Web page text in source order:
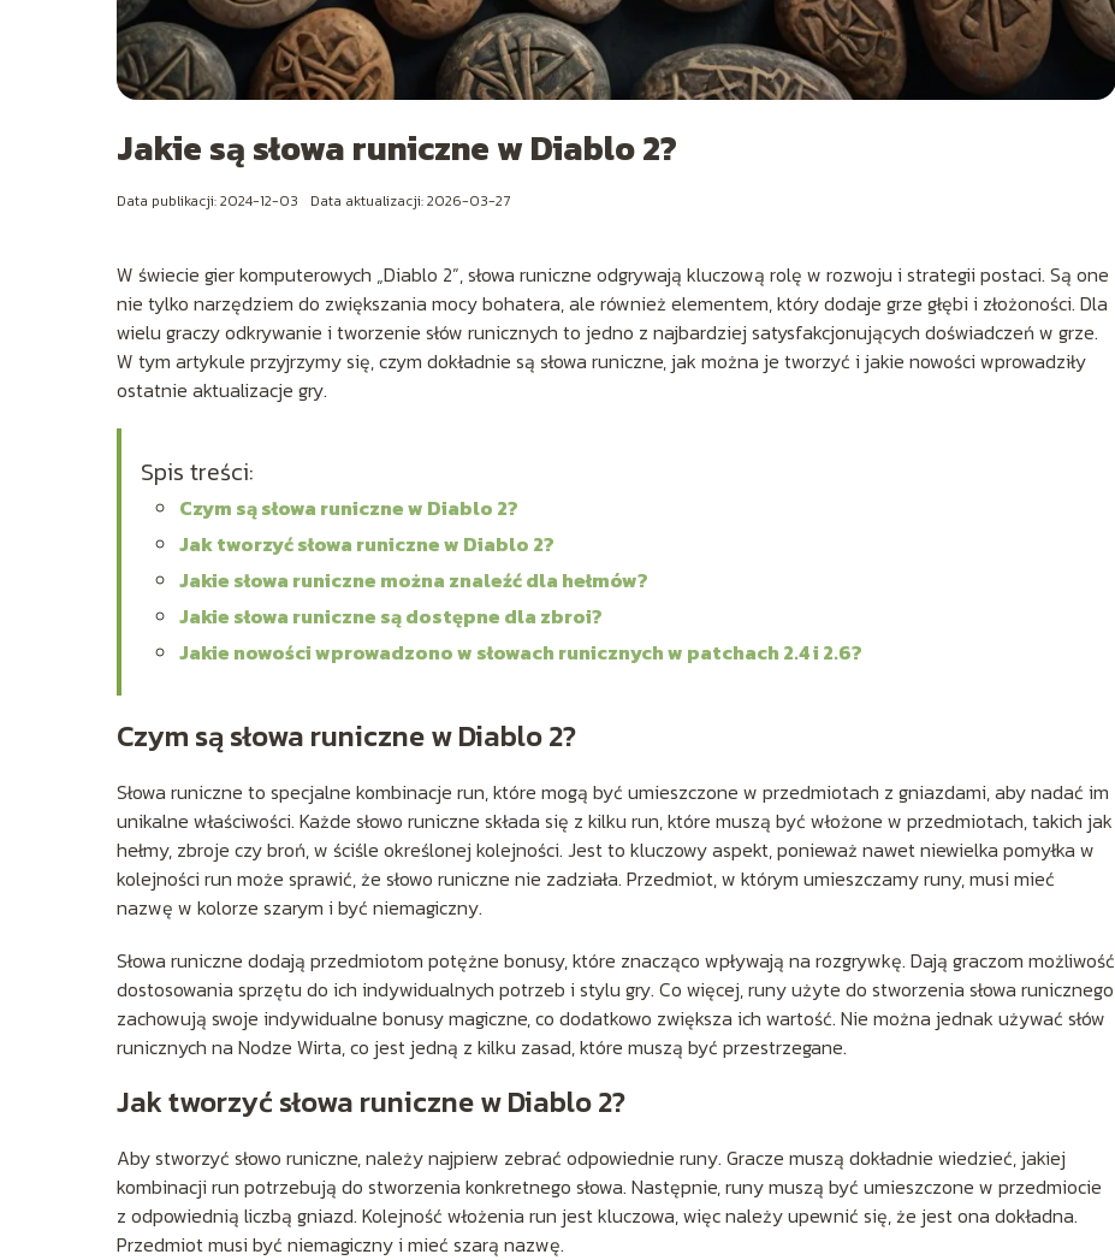
Jakie są słowa runiczne w Diablo 2?
Data publikacji: 2024-12-03 Data aktualizacji: 2026-03-27
W świecie gier komputerowych „Diablo 2”, słowa runiczne odgrywają kluczową rolę w rozwoju i strategii postaci. Są one
nie tylko narzędziem do zwiększania mocy bohatera, ale również elementem, który dodaje grze głębi i złożoności. Dla
wielu graczy odkrywanie i tworzenie słów runicznych to jedno z najbardziej satysfakcjonujących doświadczeń w grze.
W tym artykule przyjrzymy się, czym dokładnie są słowa runiczne, jak można je tworzyć i jakie nowości wprowadziły
ostatnie aktualizacje gry.
Spis treści:
Czym są słowa runiczne w Diablo 2?
Jak tworzyć słowa runiczne w Diablo 2?
Jakie słowa runiczne można znaleźć dla hełmów?
Jakie słowa runiczne są dostępne dla zbroi?
Jakie nowości wprowadzono w słowach runicznych w patchach 2.4 i 2.6?
Czym są słowa runiczne w Diablo 2?
Słowa runiczne to specjalne kombinacje run, które mogą być umieszczone w przedmiotach z gniazdami, aby nadać im
unikalne właściwości. Każde słowo runiczne składa się z kilku run, które muszą być włożone w przedmiotach, takich jak
hełmy, zbroje czy broń, w ściśle określonej kolejności. Jest to kluczowy aspekt, ponieważ nawet niewielka pomyłka w
kolejności run może sprawić, że słowo runiczne nie zadziała. Przedmiot, w którym umieszczamy runy, musi mieć
nazwę w kolorze szarym i być niemagiczny.
Słowa runiczne dodają przedmiotom potężne bonusy, które znacząco wpływają na rozgrywkę. Dają graczom możliwość
dostosowania sprzętu do ich indywidualnych potrzeb i stylu gry. Co więcej, runy użyte do stworzenia słowa runicznego
zachowują swoje indywidualne bonusy magiczne, co dodatkowo zwiększa ich wartość. Nie można jednak używać słów
runicznych na Nodze Wirta, co jest jedną z kilku zasad, które muszą być przestrzegane.
Jak tworzyć słowa runiczne w Diablo 2?
Aby stworzyć słowo runiczne, należy najpierw zebrać odpowiednie runy. Gracze muszą dokładnie wiedzieć, jakiej
kombinacji run potrzebują do stworzenia konkretnego słowa. Następnie, runy muszą być umieszczone w przedmiocie
z odpowiednią liczbą gniazd. Kolejność włożenia run jest kluczowa, więc należy upewnić się, że jest ona dokładna.
Przedmiot musi być niemagiczny i mieć szarą nazwę.